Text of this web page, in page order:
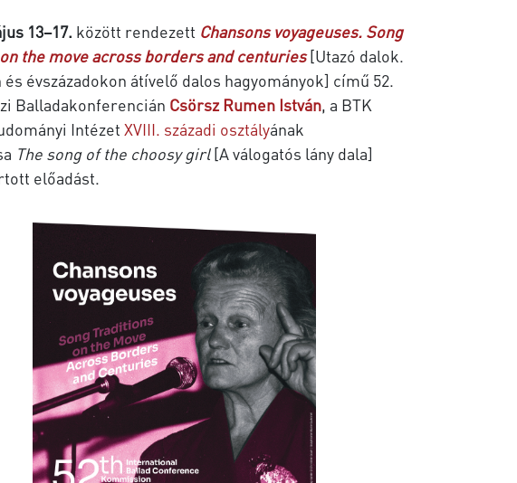
13–17. között rendezett Chansons voyageuses. Song
the move across borders and centuries [Utazó dalok.
évszázadokon átívelő dalos hagyományok] című 52.
Balladakonferencián Csörsz Rumen István, a BTK
Intézet XVIII. századi osztályának
The song of the choosy girl[A válogatós lány dala]
előadást.